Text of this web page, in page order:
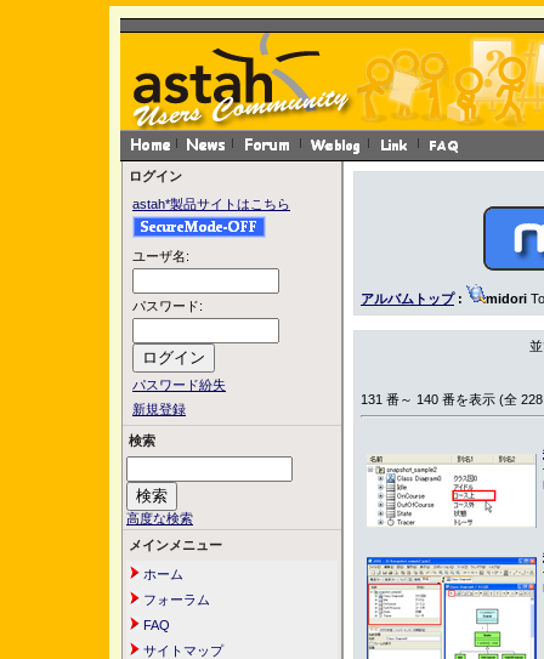
ログイン
astah*製品サイトはこちら
ユーザ名:
パスワード:
パスワード紛失
新規登録
検索
高度な検索
メインメニュー
ホーム
フォーラム
FAQ
サイトマップ
アルバムトップ: midori
131 番～ 140 番を表示 (全